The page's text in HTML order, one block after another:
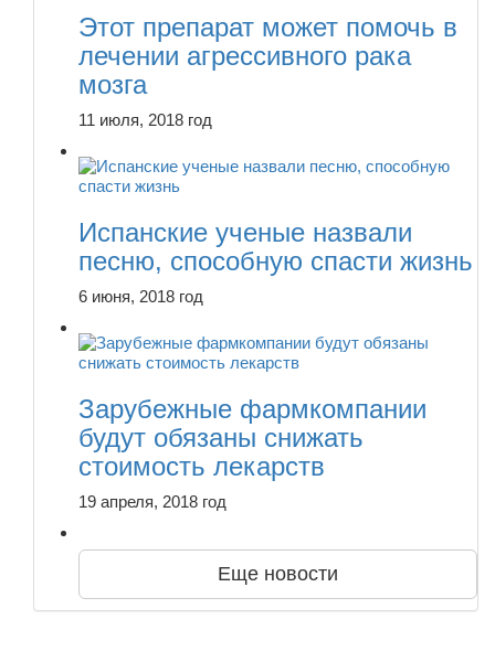
Этот препарат может помочь в
лечении агрессивного рака
мозга
11 июля, 2018 год
Испанские ученые назвали
песню, способную спасти жизнь
6 июня, 2018 год
Зарубежные фармкомпании
будут обязаны снижать
стоимость лекарств
19 апреля, 2018 год
Еще новости